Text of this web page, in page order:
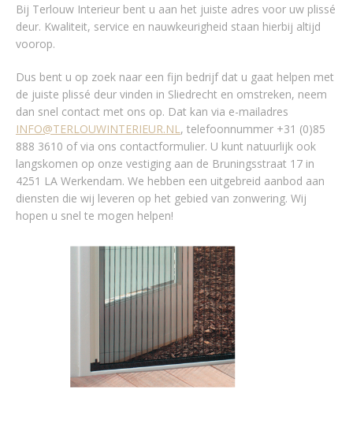
Bij Terlouw Interieur bent u aan het juiste adres voor uw plissé
deur. Kwaliteit, service en nauwkeurigheid staan hierbij altijd
voorop.
Dus bent u op zoek naar een fijn bedrijf dat u gaat helpen met
de juiste plissé deur vinden in Sliedrecht en omstreken, neem
dan snel contact met ons op. Dat kan via e-mailadres
INFO@TERLOUWINTERIEUR.NL, telefoonnummer +31 (0)85
888 3610 of via ons contactformulier. U kunt natuurlijk ook
langskomen op onze vestiging aan de Bruningsstraat 17 in
4251 LA Werkendam. We hebben een uitgebreid aanbod aan
diensten die wij leveren op het gebied van zonwering. Wij
hopen u snel te mogen helpen!